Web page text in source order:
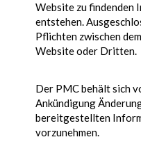
Website zu findenden
entstehen.
Pflichten zwischen
Website oder Dritten.
Der PMC behält sich
Ankündigung
bereitgestellten
vorzunehmen.